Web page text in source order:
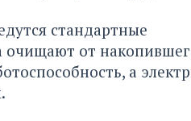
стандартные
от
а